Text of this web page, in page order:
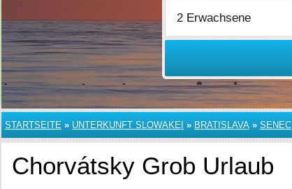
STARTSEITE » UNTERKUNFT SLOWAKEI » BRATISLAVA » SENEC
Chorvátsky Grob Urlaub